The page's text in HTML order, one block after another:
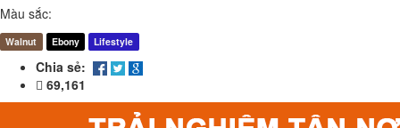
Màu sắc:
Walnut Ebony Lifestyle
Chia sẻ:
69,161